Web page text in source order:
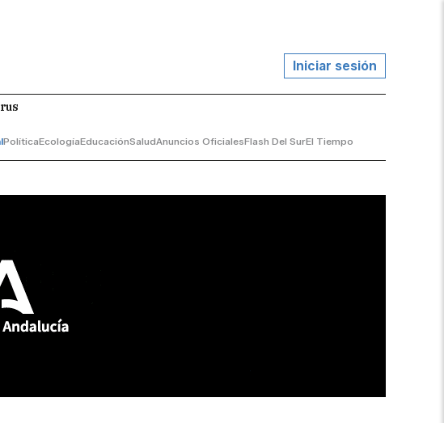
Iniciar sesión
PolíticaEcologíaEducaciónSaludAnuncios OficialesFlash Del SurEl Tiempo